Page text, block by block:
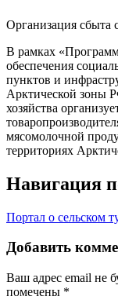
Организация сбыта
В рамках
обеспечения
пунктов и
Арктической зоны
хозяйства
мясомолочной
территориях
Навигация
Портал о сельском
Добавить
Ваш адрес email не
помечены *